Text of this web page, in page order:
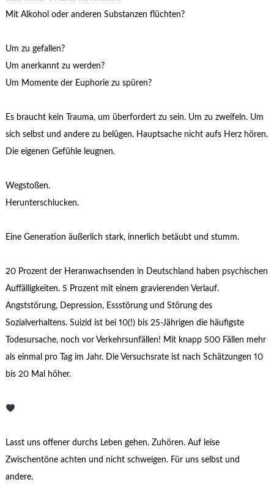
Mit Alkohol oder anderen Substanzen flüchten?
Um zu gefallen?
Um anerkannt zu werden?
Um Momente der Euphorie zu spüren?
Es braucht kein Trauma, um überfordert zu sein. Um zu zweifeln. Um
sich selbst und andere zu belügen. Hauptsache nicht aufs Herz hören.
Die eigenen Gefühle leugnen.
Wegstoßen.
Herunterschlucken.
Eine Generation äußerlich stark, innerlich betäubt und stumm.
20 Prozent der Heranwachsenden in Deutschland haben psychischen
Auffälligkeiten. 5 Prozent mit einem gravierenden Verlauf.
Angststörung, Depression, Essstörung und Störung des
Sozialverhaltens. Suizid ist bei 10(!) bis 25-Jährigen die häufigste
Todesursache, noch vor Verkehrsunfällen! Mit knapp 500 Fällen mehr
als einmal pro Tag im Jahr. Die Versuchsrate ist nach Schätzungen 10
bis 20 Mal höher.
Lasst uns offener durchs Leben gehen. Zuhören. Auf leise
Zwischentöne achten und nicht schweigen. Für uns selbst und
andere.